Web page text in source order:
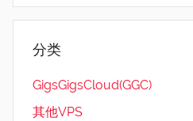
分类
GigsGigsCloud(GGC)
其他VPS